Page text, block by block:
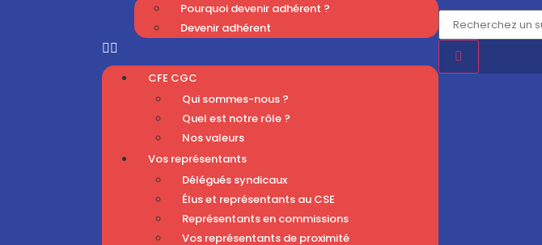
Pourquoi devenir adhérent ?
Devenir adhérent
CFE CGC
Qui sommes-nous ?
Quel est notre rôle ?
Nos valeurs
Vos représentants
Délégués syndicaux
Élus et représentants au CSE
Représentants en commissions
Vos représentants de proximité